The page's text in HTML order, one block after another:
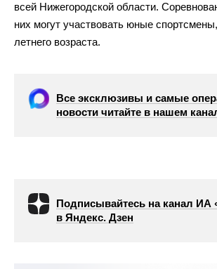
всей Нижегородской области.
них могут участвовать юные
летнего возраста.
Все эксклюзивы и самые
новости читайте в нашем
Подписывайтесь на канал ИА
в Яндекс. Дзен